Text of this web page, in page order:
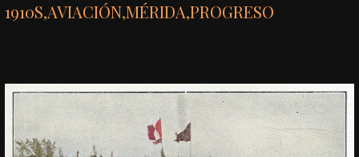
1910S,AVIACIÓN,MÉRIDA,PROGRESO